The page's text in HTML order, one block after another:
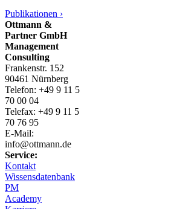
Publikationen ›
Ottmann &
Partner GmbH
Management
Consulting
Frankenstr. 152
90461 Nürnberg
Telefon: +49 9 11 5
70 00 04
Telefax: +49 9 11 5
70 76 95
E-Mail:
info@ottmann.de
Service:
Kontakt
Wissensdatenbank
PM
Academy